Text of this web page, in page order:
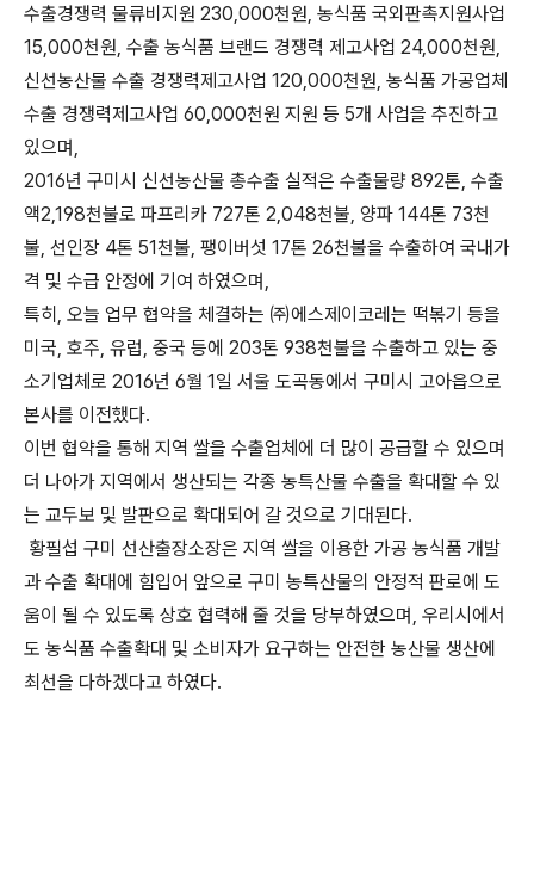
수출경쟁력 물류비지원 230,000천원, 농식품 국외판촉지원사업
15,000천원, 수출 농식품 브랜드 경쟁력 제고사업 24,000천원,
신선농산물 수출 경쟁력제고사업 120,000천원, 농식품 가공업체
수출 경쟁력제고사업 60,000천원 지원 등 5개 사업을 추진하고
있으며,
2016년 구미시 신선농산물 총수출 실적은 수출물량 892톤, 수출
액2,198천불로 파프리카 727톤 2,048천불, 양파 144톤 73천
불, 선인장 4톤 51천불, 팽이버섯 17톤 26천불을 수출하여 국내가
격 및 수급 안정에 기여 하였으며,
특히, 오늘 업무 협약을 체결하는 ㈜에스제이코레는 떡볶기 등을
미국, 호주, 유럽, 중국 등에 203톤 938천불을 수출하고 있는 중
소기업체로 2016년 6월 1일 서울 도곡동에서 구미시 고아읍으로
본사를 이전했다.
이번 협약을 통해 지역 쌀을 수출업체에 더 많이 공급할 수 있으며
더 나아가 지역에서 생산되는 각종 농특산물 수출을 확대할 수 있
는 교두보 및 발판으로 확대되어 갈 것으로 기대된다.
황필섭 구미 선산출장소장은 지역 쌀을 이용한 가공 농식품 개발
과 수출 확대에 힘입어 앞으로 구미 농특산물의 안정적 판로에 도
움이 될 수 있도록 상호 협력해 줄 것을 당부하였으며, 우리시에서
도 농식품 수출확대 및 소비자가 요구하는 안전한 농산물 생산에
최선을 다하겠다고 하였다.